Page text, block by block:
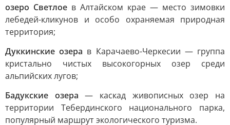
озеро Светлое в Алтайском крае — место зимовки
лебедей-кликунов и особо охраняемая природная
территория;
Дуккинские озера в Карачаево-Черкесии — группа
кристально чистых высокогорных озер среди
альпийских лугов;
Бадукские озера — каскад живописных озер на
территории Тебердинского национального парка,
популярный маршрут экологического туризма.